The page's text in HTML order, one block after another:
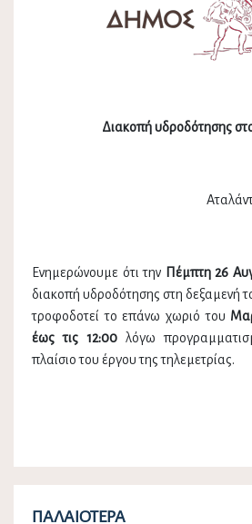
Διακοπή υδροδότησης
Ενημερώνουμε ότι την Πέμπτη 26
διακοπή υδροδότησης στη δεξαμενή
τροφοδοτεί το επάνω χωριό του
έως τις 12:00 λόγω
πλαίσιο του έργου της τηλεμετρίας.
ΠΑΛΑΙΌΤΕΡΑ